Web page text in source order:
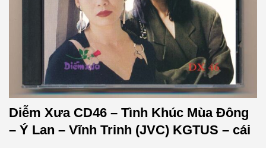
Diễm Xưa CD46 – Tình Khúc Mùa Đông
– Ý Lan – Vĩnh Trinh (JVC) KGTUS – cái